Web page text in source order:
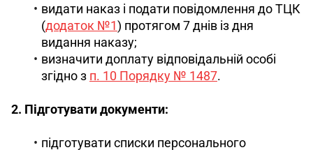
видати наказ і подати повідомлення до ТЦК
(додаток №1) протягом 7 днів із дня
видання наказу;
визначити доплату відповідальній особі
згідно з п. 10 Порядку № 1487.
2. Підготувати документи:
підготувати списки персонального